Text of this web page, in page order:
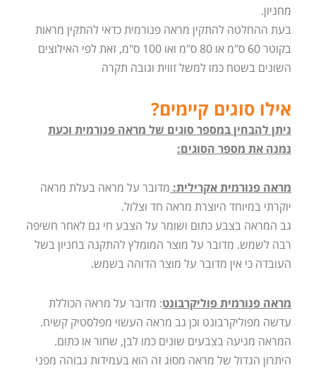
מחניון.
בעת ההחלטה להתקין מראה פנורמית כדאי להתקין מראות
בקוטר 60 ס"מ או 80 ס"מ ואו 100 ס"מ, זאת לפי האילוצים
השונים בשטח כמו למשל זווית וגובה תקרה
אילו סוגים קיימים?
ניתן להבחין במספר סוגים של מראה פנורמית וכעת
נמנה את מספר הסוגים:
מראה פנורמית אקרילית: מדובר על מראה בעלת מראה
יוקרתי במיוחד היוצרת מראה חד וצלול.
גב המראה בצבע כתום ושומר על הצבע חי גם לאחר חשיפה
רבה לשמש. מדובר על מוצר המומלץ להתקנה בחניון בשל
העובדה כי אין מדובר על מוצר הדוהה בשמש.
מראה פנורמית פוליקרבונט: מדובר על מראה הכוללת
עדשה מפוליקרבונט וכן גב מראה העשוי מפלסטיק קשיח.
המראה מגיעה בצבעים שונים כמו לבן, שחור או כתום.
היתרון הגדול של מראה מסוג זה הוא בעמידות גבוהה מפני